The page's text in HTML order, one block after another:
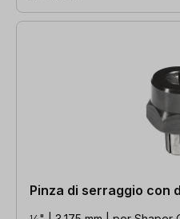
Pinza di serraggio con